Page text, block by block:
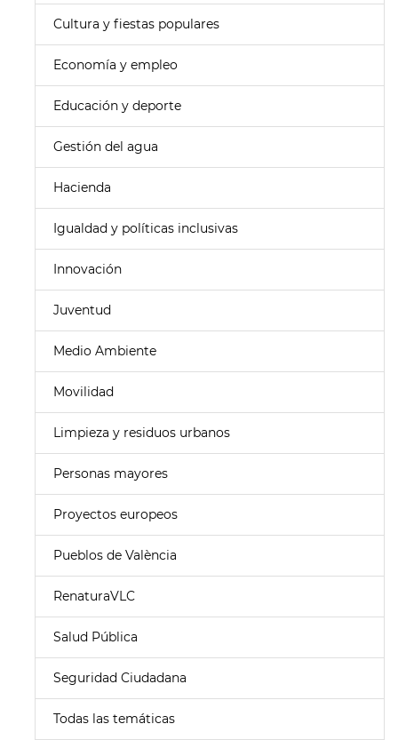
Cultura y fiestas populares
Economía y empleo
Educación y deporte
Gestión del agua
Hacienda
Igualdad y políticas inclusivas
Innovación
Juventud
Medio Ambiente
Movilidad
Limpieza y residuos urbanos
Personas mayores
Proyectos europeos
Pueblos de València
RenaturaVLC
Salud Pública
Seguridad Ciudadana
Todas las temáticas